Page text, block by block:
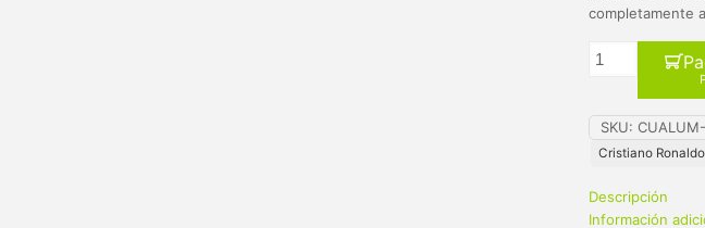
completamente
SKU:
Cristiano Ronaldo
Descripción
Información